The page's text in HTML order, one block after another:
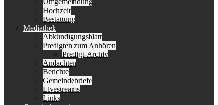
Umgemeindung
Hochzeit
Bestattung
Mediathek
Abkündigungsblatt
Predigten zum Anhören
Predigt-Archiv
Andachten
Berichte
Gemeindebriefe
Livestreams
Links